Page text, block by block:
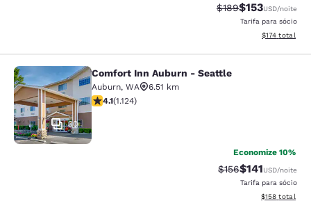
Tarifa anterior
$189Tarifa com
$153USD/noite
Tarifa para sócio
Exibir
$174 total
Comfort Inn Auburn - Seattle
30
Comfort Inn Auburn - Seattle
Auburn, WA
6.51 km
classificação 4.14 estrelas. Muito bom. 1124 avaliações
4.1(1.124)
Economize 10%
Tarifa anterior
$156Tarifa com
$141USD/noite
Tarifa para sócio
Exibir
$158 total